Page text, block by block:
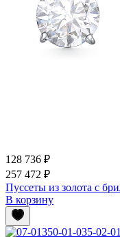
128 736 ₽
257 472 ₽
Пуссеты из золота с
В корзину